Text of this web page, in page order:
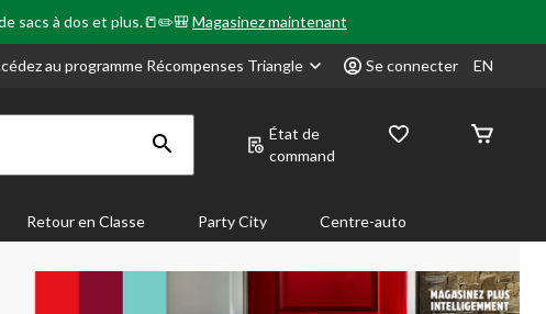
sacs à dos et plus.📒✏️🎒Magasinez maintenant
au programme Récompenses Triangle Se connecter EN
État de
command
Retour en Classe Party City Centre-auto